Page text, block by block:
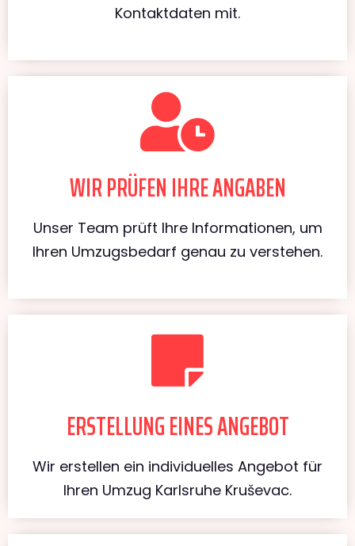
Kontaktdaten mit.
WIR PRÜFEN IHRE ANGABEN
Unser Team prüft Ihre Informationen, um
Ihren Umzugsbedarf genau zu verstehen.
ERSTELLUNG EINES ANGEBOT
Wir erstellen ein individuelles Angebot für
Ihren Umzug Karlsruhe Kruševac.